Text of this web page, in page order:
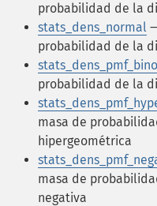
probabilidad de la
stats_dens_normal
probabilidad de la
probabilidad de la
masa de
hipergeométrica
masa de
negativa